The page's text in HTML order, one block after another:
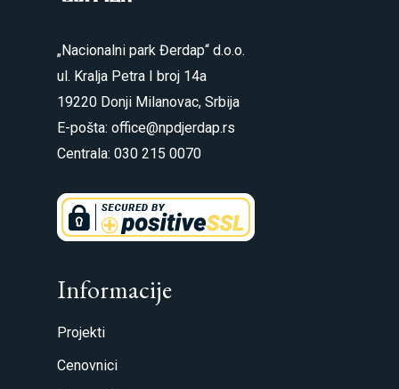
„Nacionalni park Đerdap“ d.o.o.
ul. Kralja Petra I broj 14a
19220 Donji Milanovac, Srbija
E-pošta: office@npdjerdap.rs
Centrala: 030 215 0070
Informacije
Projekti
Cenovnici